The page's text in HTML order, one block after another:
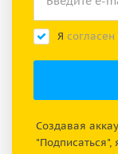
Я согласен
Создавая